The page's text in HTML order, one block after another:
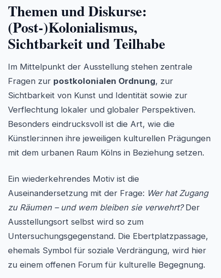
Themen und Diskurse:
(Post-)Kolonialismus,
Sichtbarkeit und Teilhabe
Im Mittelpunkt der Ausstellung stehen zentrale
Fragen zur postkolonialen Ordnung, zur
Sichtbarkeit von Kunst und Identität sowie zur
Verflechtung lokaler und globaler Perspektiven.
Besonders eindrucksvoll ist die Art, wie die
Künstler:innen ihre jeweiligen kulturellen Prägungen
mit dem urbanen Raum Kölns in Beziehung setzen.
Ein wiederkehrendes Motiv ist die
Auseinandersetzung mit der Frage: Wer hat Zugang
zu Räumen – und wem bleiben sie verwehrt?Der
Ausstellungsort selbst wird so zum
Untersuchungsgegenstand. Die Ebertplatzpassage,
ehemals Symbol für soziale Verdrängung, wird hier
zu einem offenen Forum für kulturelle Begegnung.